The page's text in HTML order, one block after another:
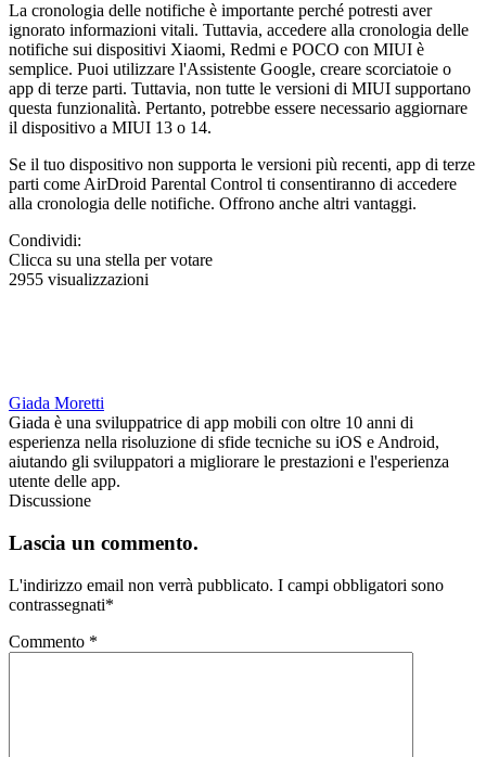
La cronologia delle notifiche è importante perché potresti aver
ignorato informazioni vitali. Tuttavia, accedere alla cronologia delle
notifiche sui dispositivi Xiaomi, Redmi e POCO con MIUI è
semplice. Puoi utilizzare l'Assistente Google, creare scorciatoie o
app di terze parti. Tuttavia, non tutte le versioni di MIUI supportano
questa funzionalità. Pertanto, potrebbe essere necessario aggiornare
il dispositivo a MIUI 13 o 14.
Se il tuo dispositivo non supporta le versioni più recenti, app di terze
parti come AirDroid Parental Control ti consentiranno di accedere
alla cronologia delle notifiche. Offrono anche altri vantaggi.
Condividi:
Clicca su una stella per votare
2955 visualizzazioni
Giada Moretti
Giada è una sviluppatrice di app mobili con oltre 10 anni di
esperienza nella risoluzione di sfide tecniche su iOS e Android,
aiutando gli sviluppatori a migliorare le prestazioni e l'esperienza
utente delle app.
Discussione
Lascia un commento.
L'indirizzo email non verrà pubblicato. I campi obbligatori sono
contrassegnati*
Commento *